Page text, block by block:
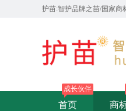
护苗:智护品牌之苗/国家商
首页
成长伙伴
商